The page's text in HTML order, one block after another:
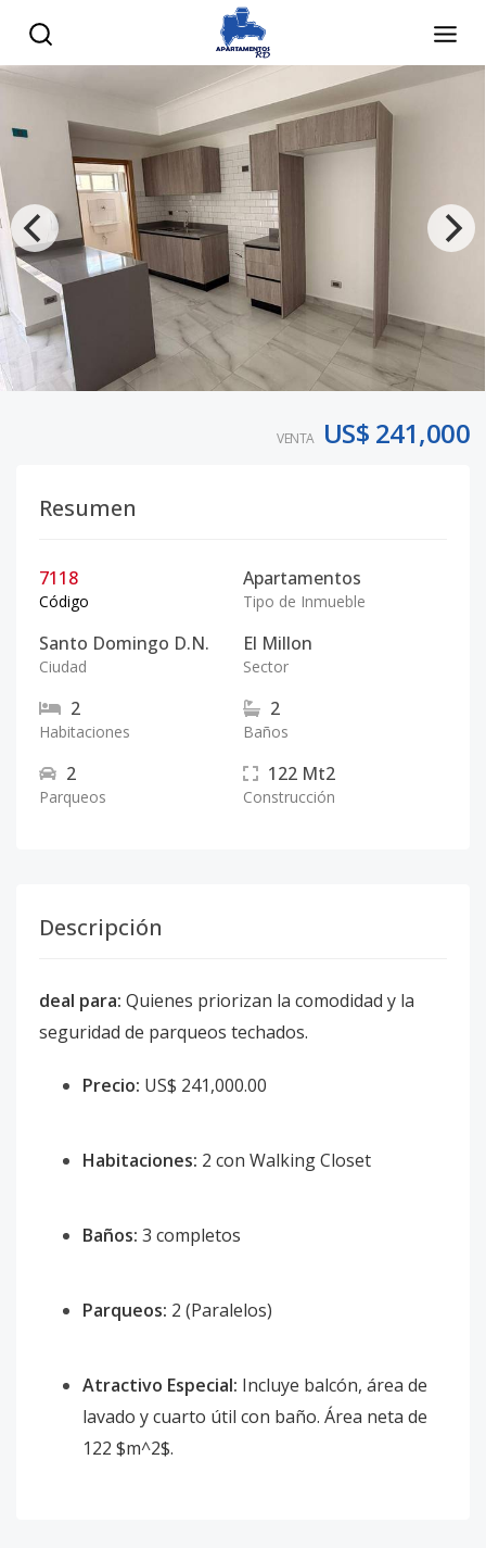
VENTA US$ 241,000
Resumen
7118
Código
Apartamentos
Tipo de Inmueble
Santo Domingo D.N.
Ciudad
El Millon
Sector
2
Habitaciones
2
Baños
2
Parqueos
122 Mt2
Construcción
Descripción
deal para: Quienes priorizan la comodidad y la
seguridad de parqueos techados.
Precio: US$ 241,000.00
Habitaciones: 2 con Walking Closet
Baños: 3 completos
Parqueos: 2 (Paralelos)
Atractivo Especial: Incluye balcón, área de
lavado y cuarto útil con baño. Área neta de
122 $m^2$.